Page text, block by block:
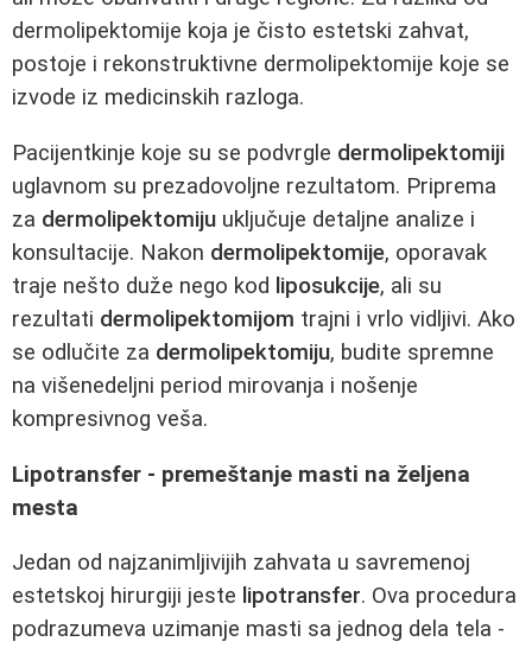
dermolipektomije koja je čisto estetski zahvat,
postoje i rekonstruktivne dermolipektomije koje se
izvode iz medicinskih razloga.
Pacijentkinje koje su se podvrgle dermolipektomiji
uglavnom su prezadovoljne rezultatom. Priprema
za dermolipektomiju uključuje detaljne analize i
konsultacije. Nakon dermolipektomije, oporavak
traje nešto duže nego kod liposukcije, ali su
rezultati dermolipektomijom trajni i vrlo vidljivi. Ako
se odlučite za dermolipektomiju, budite spremne
na višenedeljni period mirovanja i nošenje
kompresivnog veša.
Lipotransfer - premeštanje masti na željena
mesta
Jedan od najzanimljivijih zahvata u savremenoj
estetskoj hirurgiji jeste lipotransfer. Ova procedura
podrazumeva uzimanje masti sa jednog dela tela -